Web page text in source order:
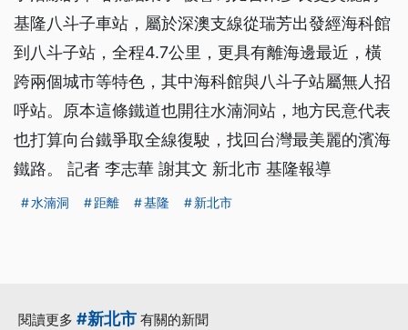
基隆八斗子車站，屬於深澳支線從瑞芳出發經海科館
到八斗子站，全程4.7公里，更具有離海邊最近，橫
跨兩個城市等特色，其中海科館與八斗子站屬無人招
呼站。原本這條鐵道也開往水湳洞站，地方民意代表
也打算向台鐵爭取全線復駛，找回台灣最美麗的濱海
鐵路。 記者 李志華 謝其文 新北市 基隆報導
水湳洞 距離 基隆 新北市
閱讀更多 #新北市 有關的新聞